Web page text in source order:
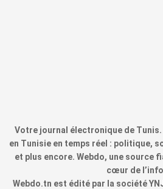
Votre journal électronique de
en Tunisie en temps réel : politique,
et plus encore. Webdo, une source
cœur de
Webdo.tn est édité par la société YNJ